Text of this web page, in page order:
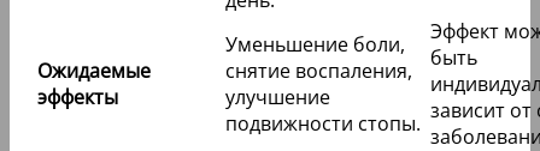
Ожидаемые
эффекты
Уменьшение боли,
снятие воспаления,
улучшение
подвижности стопы.
Эффект
быть
зависит от